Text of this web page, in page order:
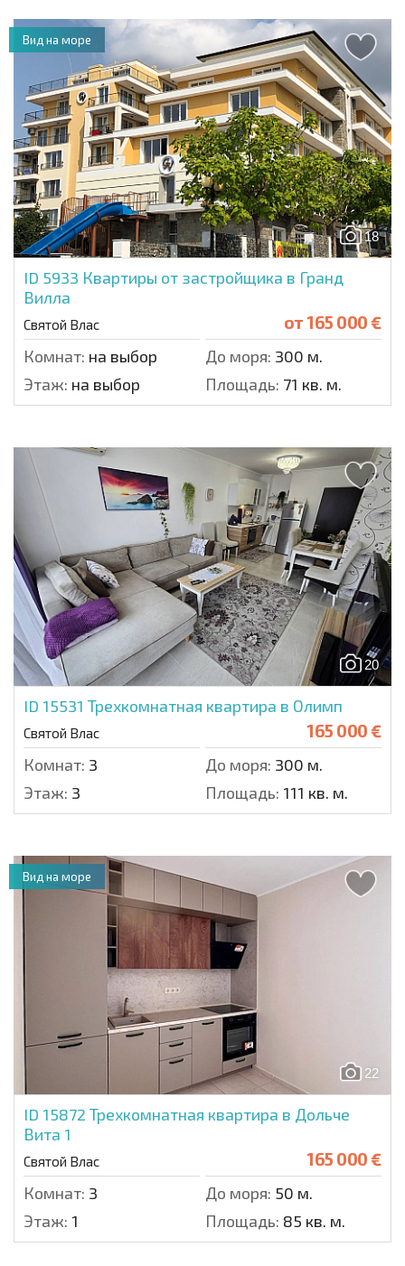
18
ID 5933 Квартиры от застройщика в Гранд
Вилла
Святой Влас от165 000 €
Комнат: на выбор До моря: 300 м.
Этаж: на выбор Площадь: 71 кв. м.
Вид на море
20
ID 15531 Трехкомнатная квартира в Олимп
Святой Влас 165 000 €
Комнат: 3 До моря: 300 м.
Этаж: 3 Площадь: 111 кв. м.
22
ID 15872 Трехкомнатная квартира в Дольче
Вита 1
Святой Влас 165 000 €
Комнат: 3 До моря: 50 м.
Этаж: 1 Площадь: 85 кв. м.
Вид на море